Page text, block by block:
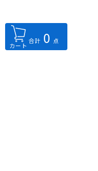
カート
合計 0 点